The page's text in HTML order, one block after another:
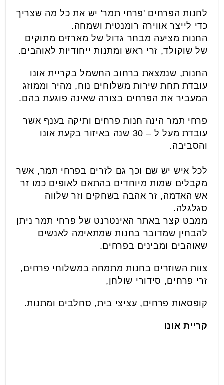
לחנות הפרחים 'פרחי תמר' יש את כל מה שצריך
כדי לייצר אווירה רומנטית ושמחה.
החנות מציעה מבחר גדול של מארזים מתוקים
של שוקולד, זרי ראש ומתנות ייחודיות לאוהבים.
החנות, שנמצאת ברחוב החשמל בקריית אונו
עובדת תחת שירות משלוחים נוח, מהיר וממוזג
המעביר את הפרחים בצורה שאינה פוגעת בהם.
פרחי תמר הינה חנות פרחים ותיקה בענף אשר
עובדת מעל ל – 30 שנה באיזור בקעת אונו
והסביבה.
לכל איש יש שם וכך גם לזרים בפרחי תמר, אשר
מקבלים שמות מיוחדים בהתאם לאופים כמו זר
אש האדמה, זר אהבה בשחקים וזר שלווה
סגלגלה.
ממבט קצר באתר האינטרנט של פרחי תמר ניתן
להבחין שמדובר בחנות שמתאימה לאנשים
שאוהבים ומבינים בפרחים.
צוות השוזרים בחנות מתמחה במשלוחי פרחים,
זרי פרחים, סידורי שולחן,
קופסאות פרחים, עציצי בית, סחלבים ומתנות.
קריית אונו